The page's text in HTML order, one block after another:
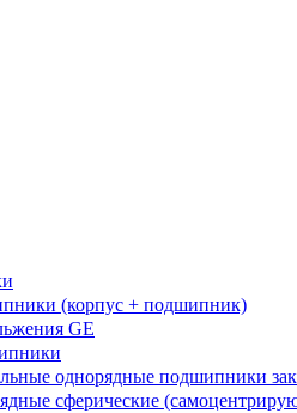
(корпус + подшипник)
GE
однорядные подшипники
сферические